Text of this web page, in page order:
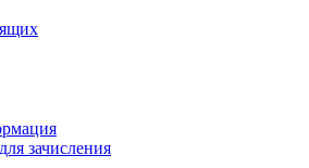
зачисления